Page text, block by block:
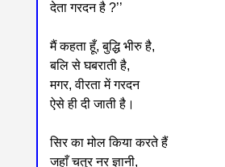
देता गरदन है ?’’
मैं कहता हूँ, बुद्धि भीरु है,
बलि से घबराती है,
मगर, वीरता में गरदन
ऐसे ही दी जाती है।
सिर का मोल किया करते हैं
जहाँ चतुर नर ज्ञानी,